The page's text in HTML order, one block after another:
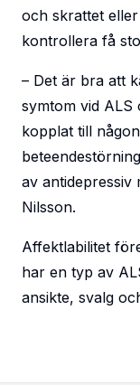
och skrattet
kontrollera få
– Det är bra att
symtom vid
kopplat till
av antidepressiv
Nilsson.
Affektlabilitet
har en typ av
ansikte, svalg